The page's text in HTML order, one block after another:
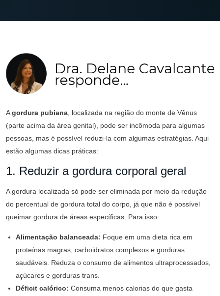
Agordura pubiana , localizada na região do monte de Vênus
(parte acima da área genital), pode ser incômoda para algumas
pessoas, mas é possível reduzi-la com algumas estratégias. Aqui
estão algumas dicas práticas:
1. Reduzir a gordura corporal geral
A gordura localizada só pode ser eliminada por meio da redução
do percentual de gordura total do corpo, já que não é possível
queimar gordura de áreas específicas. Para isso:
Alimentação balanceada: Foque em uma dieta rica em
proteínas magras, carboidratos complexos e gorduras
saudáveis. Reduza o consumo de alimentos ultraprocessados,
açúcares e gorduras trans.
Déficit calórico: Consuma menos calorias do que gasta